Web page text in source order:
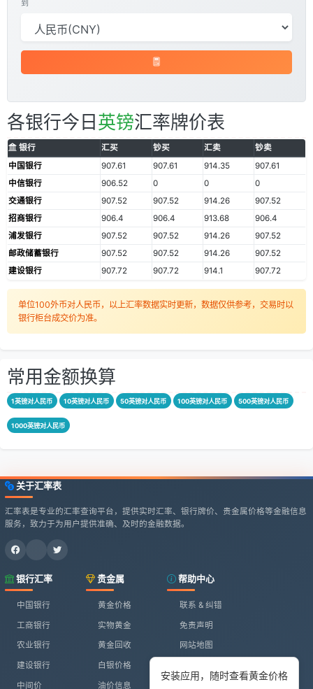
安装应用，随时查看黄金价格
到
各银行今日 英镑汇率牌价表
银行 汇买 钞买 汇卖
钞卖
中国银行
907.61 907.61 914.35
907.61
中信银行
906.52 0 0
0
交通银行
907.52 907.52 914.26
907.52
招商银行
906.4 906.4 913.68
906.4
浦发银行
907.52 907.52 914.26
907.52
邮政储蓄银行
907.52 907.52 914.26
907.52
建设银行
907.72 907.72 914.1 907.72
单位100外币对人民币，以上汇率数据实时更新，数据仅供参考，交易时以
银行柜台成交价为准。
常用金额换算
1英镑对人民币 10英镑对人民币 50英镑对人民币 100英镑对人民币 500英镑对人民币
1000英镑对人民币
关于汇率表
汇率表是专业的汇率查询平台，提供实时汇率、银行牌价、贵金属价格等金融信息
服务，致力于为用户提供准确、及时的金融数据。
银行汇率
中国银行
工商银行
农业银行
建设银行
中间价
贵金属
黄金价格
实物黄金
黄金回收
白银价格
油价信息
帮助中心
联系 & 纠错
免责声明
网站地图